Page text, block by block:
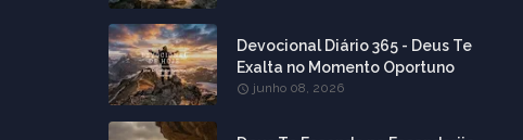
Devocional Diário 365 - Deus Te
Exalta no Momento Oportuno
junho 08, 2026